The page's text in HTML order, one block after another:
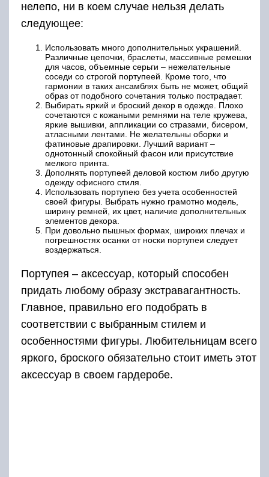
нелепо, ни в коем случае нельзя делать
следующее:
Использовать много дополнительных украшений.
Различные цепочки, браслеты, массивные ремешки
для часов, объемные серьги – нежелательные
соседи со строгой портупеей. Кроме того, что
гармонии в таких ансамблях быть не может, общий
образ от подобного сочетания только пострадает.
Выбирать яркий и броский декор в одежде. Плохо
сочетаются с кожаными ремнями на теле кружева,
яркие вышивки, аппликации со стразами, бисером,
атласными лентами. Не желательны оборки и
фатиновые драпировки. Лучший вариант –
однотонный спокойный фасон или присутствие
мелкого принта.
Дополнять портупеей деловой костюм либо другую
одежду офисного стиля.
Использовать портупею без учета особенностей
своей фигуры. Выбрать нужно грамотно модель,
ширину ремней, их цвет, наличие дополнительных
элементов декора.
При довольно пышных формах, широких плечах и
погрешностях осанки от носки портупеи следует
воздержаться.
Портупея – аксессуар, который способен
придать любому образу экстравагантность.
Главное, правильно его подобрать в
соответствии с выбранным стилем и
особенностями фигуры. Любительницам всего
яркого, броского обязательно стоит иметь этот
аксессуар в своем гардеробе.